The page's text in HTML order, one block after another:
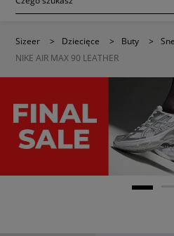
Sizeer > Dziecięce > Buty >
NIKE AIR MAX 90 LEATHER